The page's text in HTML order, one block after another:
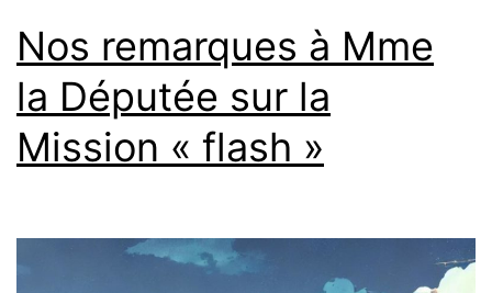
Nos remarques à Mme
la Députée sur la
Mission « flash »